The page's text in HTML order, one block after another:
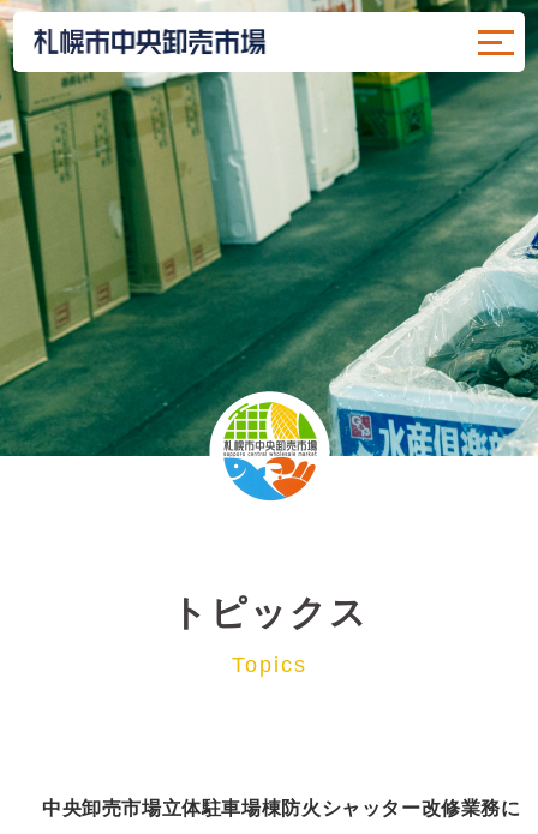
トピックス
Topics
中央卸売市場立体駐車場棟防火シャッター改修業務に